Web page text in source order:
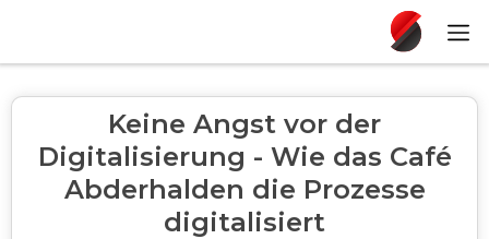
Keine Angst vor der
Digitalisierung - Wie das Café
Abderhalden die Prozesse
digitalisiert